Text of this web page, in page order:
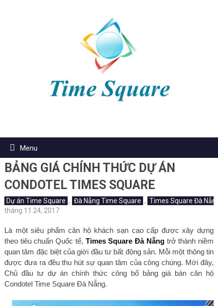
Menu
BẢNG GIÁ CHÍNH THỨC DỰ ÁN
CONDOTEL TIMES SQUARE
Dự án Time Square , Đà Nẵng Time Square , Times Square Đà
tháng 11 24, 2017
Là một siêu phẩm căn hộ khách sạn cao cấp được xây dựng
theo tiêu chuẩn Quốc tế, Times Square Đà Nẵngtrở thành niềm
quan tâm đặc biệt của giới đầu tư bất động sản. Mỗi một thông tin
được đưa ra đều thu hút sự quan tâm của công chúng. Mới đây,
Chủ đầu tư dự án chính thức công bố bảng giá bán căn hộ
Condotel Time Square Đà Nẵng.